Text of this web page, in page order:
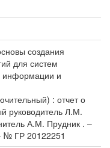
создания
для систем
информации и
: отчет о
руководитель Л.М.
А.М. Прудник . –
№ ГР 20122251